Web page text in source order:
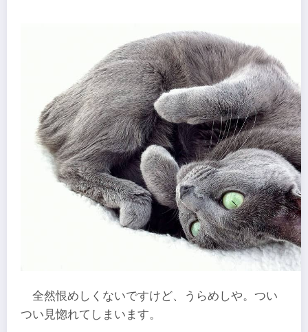
全然恨めしくないですけど、うらめしや。つい
つい見惚れてしまいます。